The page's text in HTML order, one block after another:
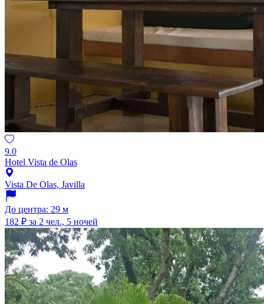
9.0
Hotel Vista de Olas
Vista De Olas, Javilla
До центра: 29 м
182 ₽ за 2 чел., 5 ночей